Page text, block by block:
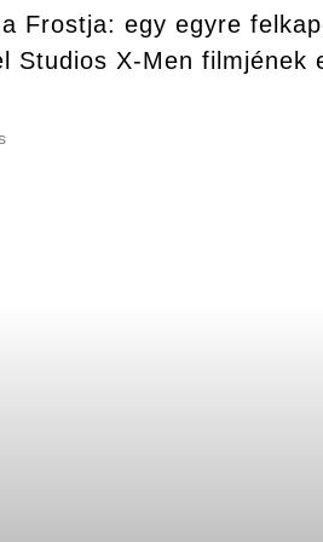
Frostja: egy egyre
Studios X-Men filmjének